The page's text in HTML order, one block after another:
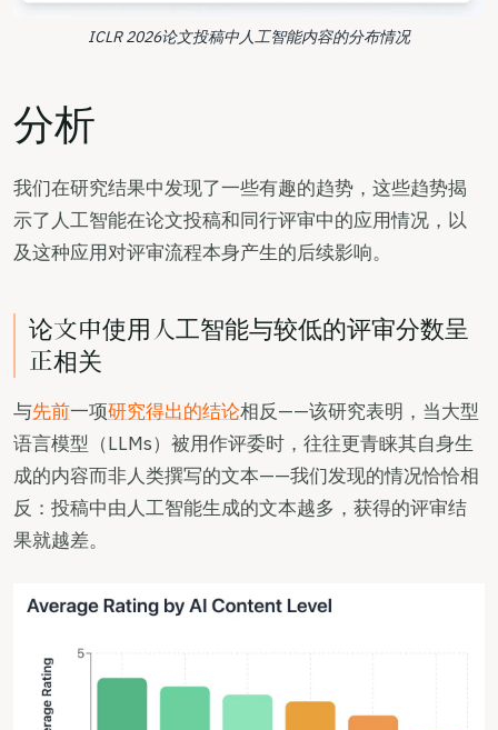
ICLR 2026论文投稿中人工智能内容的分布情况
分析
我们在研究结果中发现了一些有趣的趋势，这些趋势揭
示了人工智能在论文投稿和同行评审中的应用情况，以
及这种应用对评审流程本身产生的后续影响。
论文中使用人工智能与较低的评审分数呈
正相关
与先前一项研究得出的结论相反——该研究表明，当大型
语言模型（LLMs）被用作评委时，往往更青睐其自身生
成的内容而非人类撰写的文本——我们发现的情况恰恰相
反：投稿中由人工智能生成的文本越多，获得的评审结
果就越差。